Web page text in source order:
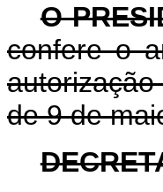
O
confere o
de 9 de